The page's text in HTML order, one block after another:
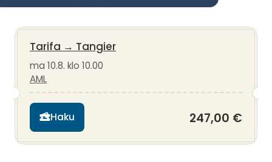
Tarifa → Tangier
ma 10.8. klo 10.00
AML
Haku 247,00 €